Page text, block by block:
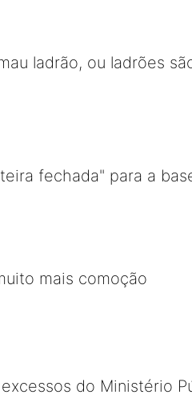
ladrão, ou ladrões
fechada" para a
mais comoção
do Ministério